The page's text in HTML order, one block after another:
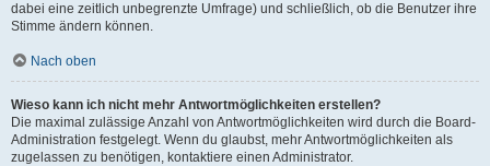
dabei eine zeitlich unbegrenzte Umfrage) und schließlich, ob die Benutzer ihre
Stimme ändern können.
Nach oben
Wieso kann ich nicht mehr Antwortmöglichkeiten erstellen?
Die maximal zulässige Anzahl von Antwortmöglichkeiten wird durch die Board-
Administration festgelegt. Wenn du glaubst, mehr Antwortmöglichkeiten als
zugelassen zu benötigen, kontaktiere einen Administrator.